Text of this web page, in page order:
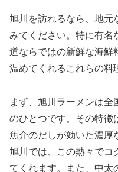
旭川を訪れるなら、地元
みてください。特に有名
道ならではの新鮮な海鮮
温めてくれるこれらの料
まず、旭川ラーメンは
のひとつです。その特徴
魚介のだしが効いた濃厚
旭川では、この熱々でコ
てくれます。また、中太